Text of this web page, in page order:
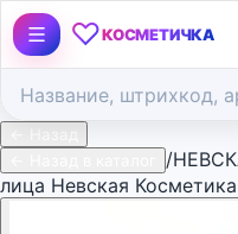
♡КОСМЕТИЧКА
/
лица Невская